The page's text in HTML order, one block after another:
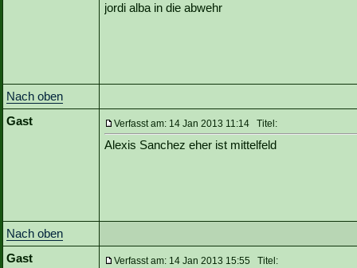
jordi alba in die abwehr
Nach oben
Gast
Verfasst am: 14 Jan 2013 11:14 Titel:
Alexis Sanchez eher ist mittelfeld
Nach oben
Gast
Verfasst am: 14 Jan 2013 15:55 Titel: